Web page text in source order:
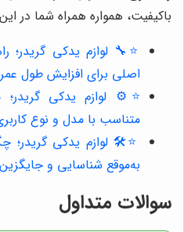
باکیفیت، همواره همراه شما در
⭐️🔧 لوازم یدکی
اصلی برای افزایش طول
⭐️⚙️ لوازم یدکی
متناسب با مدل و نوع
⭐️🛠️ لوازم یدکی گریدر؛
به‌موقع شناسایی و
سوالات متداول